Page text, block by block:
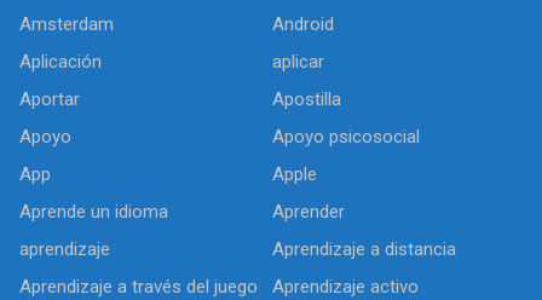
Amsterdam
Android
Aplicación
aplicar
Aportar
Apostilla
Apoyo
Apoyo psicosocial
App
Apple
Aprende un idioma
Aprender
aprendizaje
Aprendizaje a distancia
Aprendizaje a través del juego
Aprendizaje activo